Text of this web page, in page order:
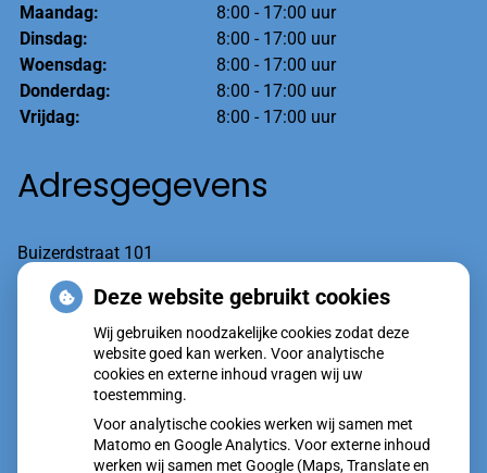
Maandag:
8:00 - 17:00 uur
Dinsdag:
8:00 - 17:00 uur
Woensdag:
8:00 - 17:00 uur
Donderdag:
8:00 - 17:00 uur
Vrijdag:
8:00 - 17:00 uur
Adresgegevens
Buizerdstraat 101
6601 AT Wijchen
(spoed optie1) 024-7600020
Deze website gebruikt cookies
Wij gebruiken noodzakelijke cookies zodat deze
website goed kan werken. Voor analytische
cookies en externe inhoud vragen wij uw
toestemming.
Voor analytische cookies werken wij samen met
Matomo en Google Analytics. Voor externe inhoud
werken wij samen met Google (Maps, Translate en